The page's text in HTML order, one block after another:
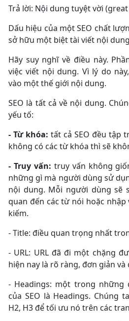
Trả lời: Nội dung tuyệt vời
Dấu hiệu của một SEO chất
sở hữu một biệt tài viết nội
Hãy suy nghĩ về điều này.
việc viết nội dung. Vì lý do
vào một thế giới nội dung.
SEO là tất cả về nội dung.
yếu tố:
- Từ khóa: tất cả SEO đều tập
không có các từ khóa thì sẽ
- Truy vấn: truy vấn không
những gì mà người dùng sử
nội dung. Mỗi người dùng sẽ
quan đến các từ nói hoặc
kiếm.
- Title: điều quan trọng nhất
- URL: URL đã đi một chặng
hiện nay là rõ ràng, đơn giản
- Headings: một trong những
của SEO là Headings. Chúng
H2, H3 để tối ưu nó trên các